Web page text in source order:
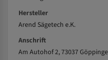
Hersteller
Arend Sägetech e.K.
Anschrift
Am Autohof 2, 73037